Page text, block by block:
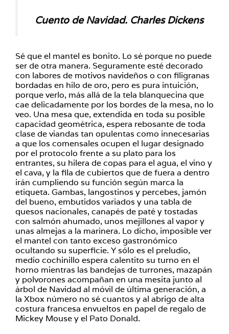
Cuento de Navidad. Charles Dickens
Sé que el mantel es bonito. Lo sé porque no puede
ser de otra manera. Seguramente esté decorado
con labores de motivos navideños o con filigranas
bordadas en hilo de oro, pero es pura intuición,
porque verlo, más allá de la tela blanquecina que
cae delicadamente por los bordes de la mesa, no lo
veo. Una mesa que, extendida en toda su posible
capacidad geométrica, espera rebosante de toda
clase de viandas tan opulentas como innecesarias
a que los comensales ocupen el lugar designado
por el protocolo frente a su plato para los
entrantes, su hilera de copas para el agua, el vino y
el cava, y la fila de cubiertos que de fuera a dentro
irán cumpliendo su función según marca la
etiqueta. Gambas, langostinos y percebes, jamón
del bueno, embutidos variados y una tabla de
quesos nacionales, canapés de paté y tostadas
con salmón ahumado, unos mejillones al vapor y
unas almejas a la marinera. Lo dicho, imposible ver
el mantel con tanto exceso gastronómico
ocultando su superficie. Y sólo es el preludio,
medio cochinillo espera calentito su turno en el
horno mientras las bandejas de turrones, mazapán
y polvorones acompañan en una mesita junto al
árbol de Navidad al móvil de última generación, a
la Xbox número no sé cuantos y al abrigo de alta
costura francesa envueltos en papel de regalo de
Mickey Mouse y el Pato Donald.